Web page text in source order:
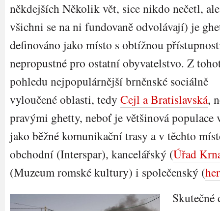
někdejších Několik vět, sice nikdo nečetl, ale
všichni se na ni fundovaně odvolávají) je
definováno jako místo s obtížnou
nepropustné pro ostatní obyvatelstvo. Z
pohledu nejpopulárnější brněnské sociálně
vyloučené oblasti, tedy Cejl a Bratislavská,
pravými ghetty, neboť je většinová populace
jako běžné komunikační trasy a v těchto
obchodní (Interspar), kancelářský (Úřad
(Muzeum romské kultury) i společenský (